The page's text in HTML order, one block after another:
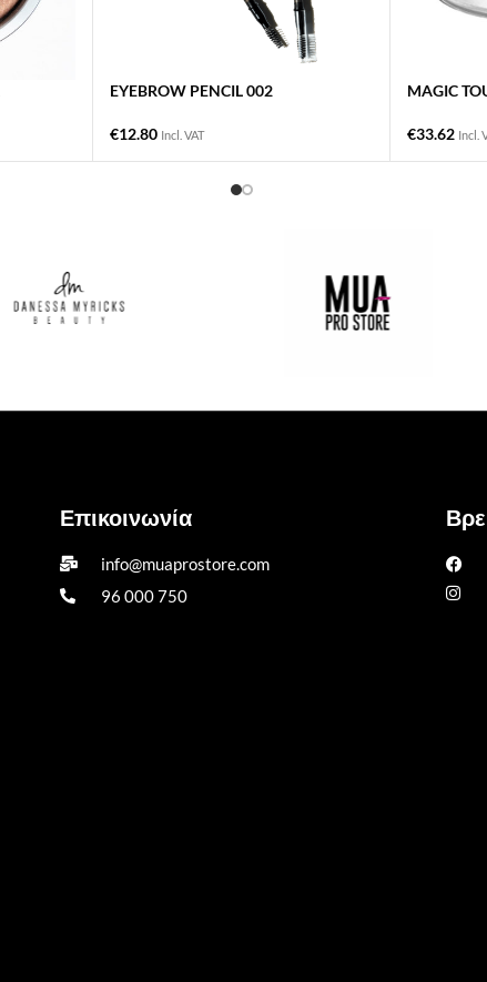
EYEBROW PENCIL 002
€12.80 Incl. VAT
MAGIC
€33.62 Incl.
Επικοινωνία
info@muaprostore.com
96 000 750